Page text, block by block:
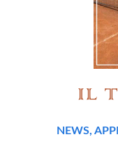
NEWS,